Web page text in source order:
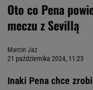
Oto co Pena
meczu z Sevillą
Marcin Jaz
21 października 2024, 11:23
Inaki Pena chce